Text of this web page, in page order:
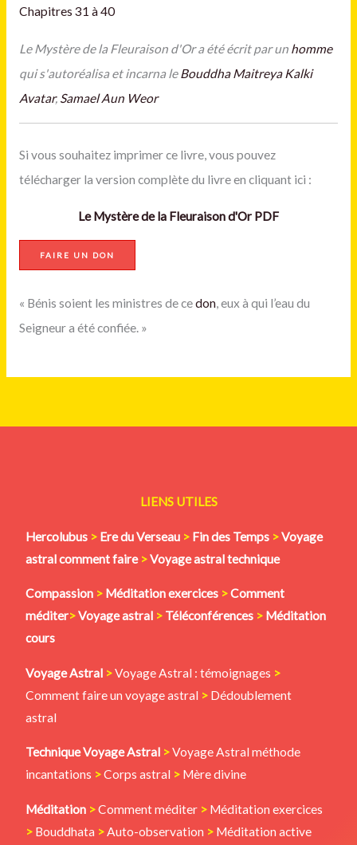
Chapitres 31 à 40
Le Mystère de la Fleuraison d'Or a été écrit par un homme
qui s'autoréalisa et incarna leBouddha Maitreya Kalki
Avatar, Samael Aun Weor
Si vous souhaitez imprimer ce livre, vous pouvez
télécharger la version complète du livre en cliquant ici :
Le Mystère de la Fleuraison d'Or PDF
FAIRE UN DON
« Bénis soient les ministres de cedon, eux à qui l’eau du
Seigneur a été confiée. »
LIENS UTILES
Hercolubus > Ere du Verseau > Fin des Temps >Voyage
astral comment faire >Voyage astral technique
Compassion > Méditationexercices >Comment
méditer>Voyage astral > Téléconférences > Méditation
cours
Voyage Astral >Voyage Astral : témoignages >
Comment faire un voyage astral > Dédoublement
astral
Technique Voyage Astral >Voyage Astral méthode
incantations >Corps astral > Mère divine
Méditation >Comment méditer > Méditation exercices
> Bouddhata >Auto-observation > Méditation active